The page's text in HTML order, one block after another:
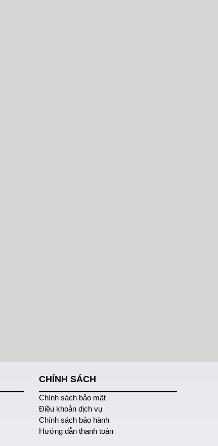
CHÍNH SÁCH
Chính sách bảo mật
Điều khoản dịch vụ
Chính sách bảo hành
Hướng dẫn thanh toán